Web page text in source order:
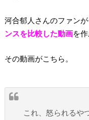
河合郁人さんのファン
ンスを比較した動画を作
その動画がこちら。
これ、怒られるや